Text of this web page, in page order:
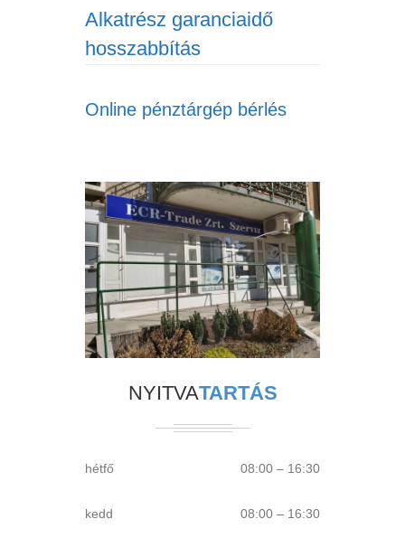
Alkatrész garanciaidő
hosszabbítás
Online pénztárgép bérlés
ECR_TRADE_SZERVIZ
NYITVATARTÁS
hétfő 08:00 – 16:30
kedd 08:00 – 16:30